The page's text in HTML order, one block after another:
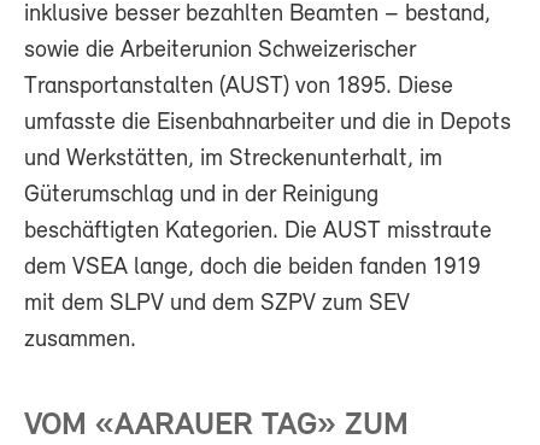
inklusive besser bezahlten Beamten – bestand,
sowie die Arbeiterunion Schweizerischer
Transportanstalten (AUST) von 1895. Diese
umfasste die Eisenbahnarbeiter und die in Depots
und Werkstätten, im Streckenunterhalt, im
Güterumschlag und in der Reinigung
beschäftigten Kategorien. Die AUST misstraute
dem VSEA lange, doch die beiden fanden 1919
mit dem SLPV und dem SZPV zum SEV
zusammen.
VOM «AARAUER TAG» ZUM